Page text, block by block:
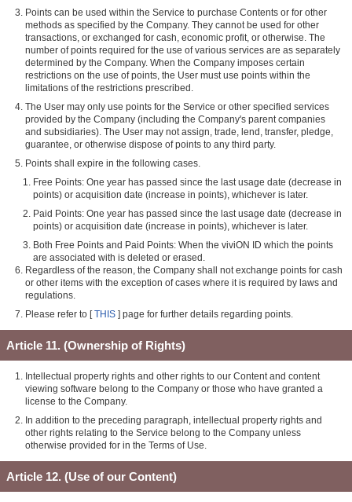
Points can be used within the Service to purchase Contents or for other
methods as specified by the Company. They cannot be used for other
transactions, or exchanged for cash, economic profit, or otherwise. The
number of points required for the use of various services are as separately
determined by the Company. When the Company imposes certain
restrictions on the use of points, the User must use points within the
limitations of the restrictions prescribed.
The User may only use points for the Service or other specified services
provided by the Company (including the Company's parent companies
and subsidiaries). The User may not assign, trade, lend, transfer, pledge,
guarantee, or otherwise dispose of points to any third party.
Points shall expire in the following cases.
Free Points: One year has passed since the last usage date (decrease in
points) or acquisition date (increase in points), whichever is later.
Paid Points: One year has passed since the last usage date (decrease in
points) or acquisition date (increase in points), whichever is later.
Both Free Points and Paid Points: When the viviON ID which the points
are associated with is deleted or erased.
Regardless of the reason, the Company shall not exchange points for cash
or other items with the exception of cases where it is required by laws and
regulations.
Please refer to [THIS ] page for further details regarding points.
Article 11. (Ownership of Rights)
Intellectual property rights and other rights to our Content and content
viewing software belong to the Company or those who have granted a
license to the Company.
In addition to the preceding paragraph, intellectual property rights and
other rights relating to the Service belong to the Company unless
otherwise provided for in the Terms of Use.
Article 12. (Use of our Content)